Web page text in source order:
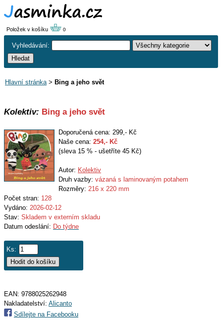
Položek v košíku 0
Vyhledávání:
Hlavní stránka> Bing a jeho svět
Kolektiv: Bing a jeho svět
Doporučená cena: 299,- Kč
Naše cena: 254,- Kč
(sleva 15 % - ušetříte 45 Kč)
Autor: Kolektiv
Druh vazby: vázaná s laminovaným potahem
Rozměry: 216 x 220 mm
Počet stran: 128
Vydáno: 2026-02-12
Stav: Skladem v externím skladu
Datum odeslání: Do týdne
Ks:
EAN: 9788025262948
Nakladatelství: Alicanto
Sdílejte na Facebooku